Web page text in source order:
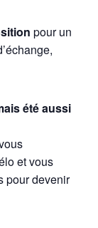
pour un
été aussi
et vous
pour devenir